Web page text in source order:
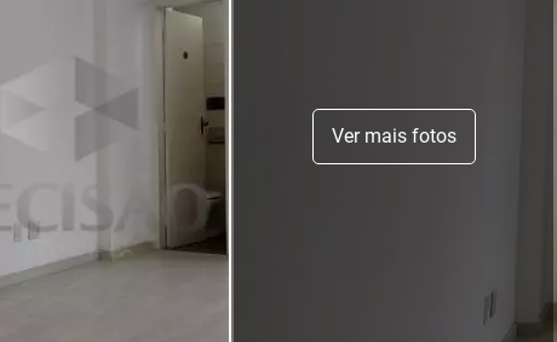
Ver mais fotos